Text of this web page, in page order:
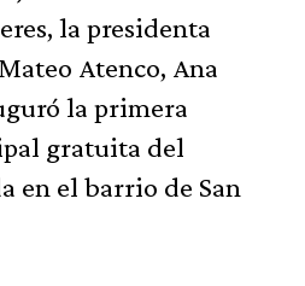
la presidenta
Atenco, Ana
la primera
gratuita del
en el barrio de San